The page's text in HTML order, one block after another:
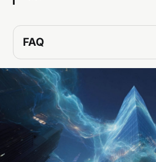
FAQ
雇主品牌對求職者有什麼重
現代求職者在選擇公司時，
包容性和可持續發展的承諾
專業人士認為公司的使命感
素。
在數位時代，什麼特質能夠
頂尖人才更重視工作與生活
作模式，以及公司提供的全